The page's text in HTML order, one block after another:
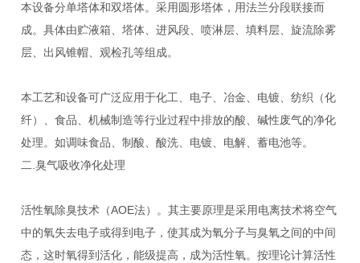
本设备分单塔体和双塔体。采用圆形塔体，用法兰分段联接而
成。具体由贮液箱、塔体、进风段、喷淋层、填料层、旋流除雾
层、出风锥帽、观检孔等组成。
本工艺和设备可广泛应用于化工、电子、冶金、电镀、纺织（化
纤）、食品、机械制造等行业过程中排放的酸、碱性废气的净化
处理。如调味食品、制酸、酸洗、电镀、电解、蓄电池等。
二.臭气吸收净化处理
活性氧除臭技术（AOE法）。其主要原理是采用电离技术将空气
中的氧失去电子或得到电子，使其成为氧分子与臭氧之间的中间
态，这时氧得到活化，能级提高，成为活性氧。按理论计算活性